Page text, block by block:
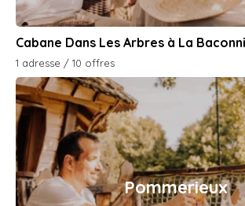
Cabane Dans Les Arbres à La
1 adresse / 10 offres
Pommerieux